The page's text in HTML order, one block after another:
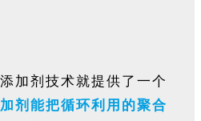
加剂技术就提供了一个
剂能把循环利用的聚合